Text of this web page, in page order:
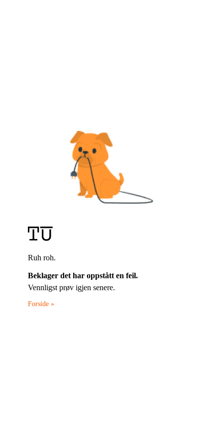
Ruh roh.
Beklager det har oppstått en feil.
Vennligst prøv igjen senere.
Forside »